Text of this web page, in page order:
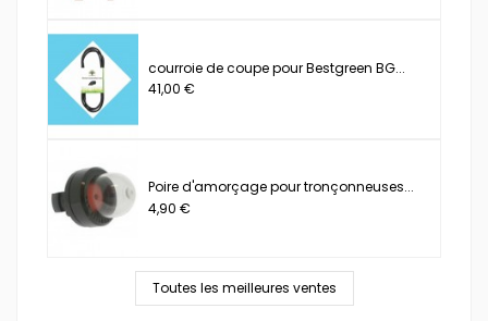
courroie de coupe pour Bestgreen BG...
41,00 €
Poire d'amorçage pour tronçonneuses...
4,90 €
Toutes les meilleures ventes